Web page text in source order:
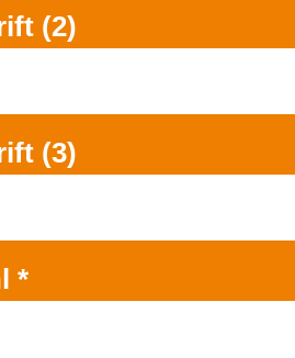
(2)
(3)
*